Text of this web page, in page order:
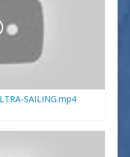
SAILING.mp4